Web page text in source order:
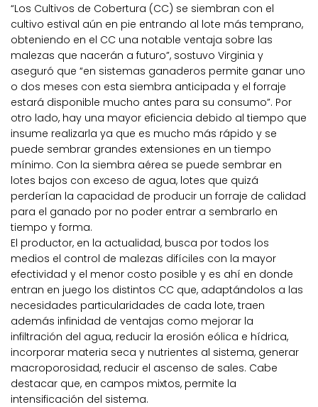
“Los Cultivos de Cobertura (CC) se siembran con el
cultivo estival aún en pie entrando al lote más temprano,
obteniendo en el CC una notable ventaja sobre las
malezas que nacerán a futuro”, sostuvo Virginia y
aseguró que “en sistemas ganaderos permite ganar uno
o dos meses con esta siembra anticipada y el forraje
estará disponible mucho antes para su consumo”. Por
otro lado, hay una mayor eficiencia debido al tiempo que
insume realizarla ya que es mucho más rápido y se
puede sembrar grandes extensiones en un tiempo
mínimo. Con la siembra aérea se puede sembrar en
lotes bajos con exceso de agua, lotes que quizá
perderían la capacidad de producir un forraje de calidad
para el ganado por no poder entrar a sembrarlo en
tiempo y forma.
El productor, en la actualidad, busca por todos los
medios el control de malezas difíciles con la mayor
efectividad y el menor costo posible y es ahí en donde
entran en juego los distintos CC que, adaptándolos a las
necesidades particularidades de cada lote, traen
además infinidad de ventajas como mejorar la
infiltración del agua, reducir la erosión eólica e hídrica,
incorporar materia seca y nutrientes al sistema, generar
macroporosidad, reducir el ascenso de sales. Cabe
destacar que, en campos mixtos, permite la
intensificación del sistema.